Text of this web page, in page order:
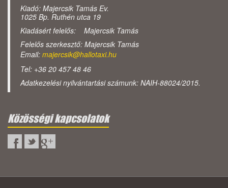
Kiadó: Majercsik Tamás Ev.
1025 Bp. Ruthén utca 19
Kiadásért felelős: Majercsik Tamás
Felelős szerkesztő: Majercsik Tamás
Email: majercsik@hallotaxi.hu
Tel: +36 20 457 48 46
Adatkezelési nyilvántartási számunk: NAIH-88024/2015.
Közösségi kapcsolatok